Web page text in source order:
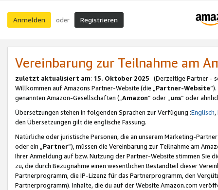
Anmelden oder Registrieren
Vereinbarung zur Teilnahme am
zuletzt aktualisiert am: 15. Oktober 2025 (Derzeitige Partner -
Willkommen auf Amazons Partner-Website (die „Partner-Website
genannten Amazon-Gesellschaften („Amazon“ oder „uns“ oder
Übersetzungen stehen in folgenden Sprachen zur Verfügung :Englisch,
den Übersetzungen gilt die englische Fassung.
Natürliche oder juristische Personen, die an unserem Marketing-
oder ein „Partner“), müssen die Vereinbarung zur Teilnahme am
Ihrer Anmeldung auf bzw. Nutzung der Partner-Website stimmen Sie
zu, die durch Bezugnahme einen wesentlichen Bestandteil dieser
Partnerprogramm, die IP-Lizenz für das Partnerprogramm, den
Partnerprogramm). Inhalte, die du auf der Website Amazon.com